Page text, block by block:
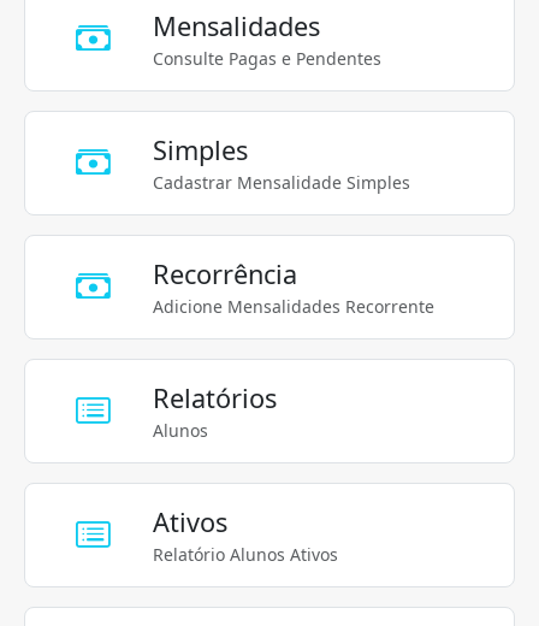
Mensalidades
Consulte Pagas e Pendentes
Simples
Cadastrar Mensalidade Simples
Recorrência
Adicione Mensalidades Recorrente
Relatórios
Alunos
Ativos
Relatório Alunos Ativos